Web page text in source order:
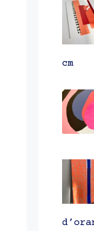
cm